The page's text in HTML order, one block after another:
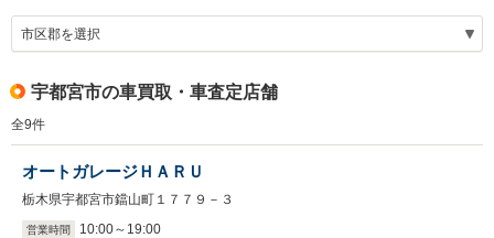
宇都宮市の車買取・車査定店舗
全9件
オートガレージＨＡＲＵ
栃木県宇都宮市鐺山町１７７９－３
営業時間 10:00～ 19:00